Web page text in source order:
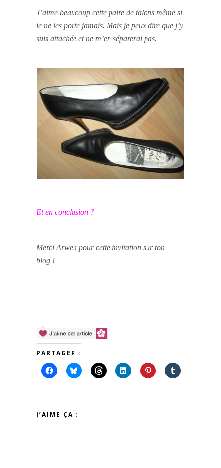
J’aime beaucoup cette paire de talons même si
je ne les porte jamais. Mais je peux dire que j’y
suis attachée et ne m’en séparerai pas.
Et en conclusion ?
Merci Arwen pour cette invitation sur ton
blog !
PARTAGER :
J’AIME ÇA :